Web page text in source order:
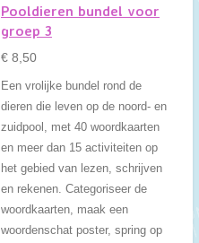
Pooldieren bundel voor
groep 3
€ 8,50
Een vrolijke bundel rond de
dieren die leven op de noord- en
zuidpool, met 40 woordkaarten
en meer dan 15 activiteiten op
het gebied van lezen, schrijven
en rekenen. Categoriseer de
woordkaarten, maak een
woordenschat poster, spring op